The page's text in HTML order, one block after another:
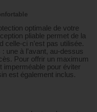
optimale de votre
pliable permet de la
celle-ci n’est pas utilisée.
une à l’avant, au-dessus
Pour offrir un maximum
imperméable pour éviter
est également inclus.